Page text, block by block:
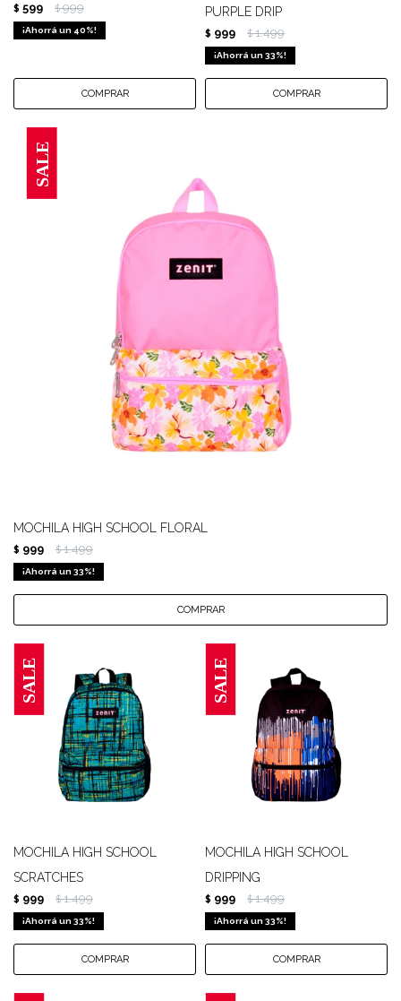
$ 599 $ 999
40
PURPLE DRIP
$ 999 $ 1.499
33
MOCHILA HIGH SCHOOL FLORAL
$ 999 $ 1.499
33
MOCHILA HIGH SCHOOL
SCRATCHES
$ 999 $ 1.499
33
MOCHILA HIGH SCHOOL
DRIPPING
$ 999 $ 1.499
33